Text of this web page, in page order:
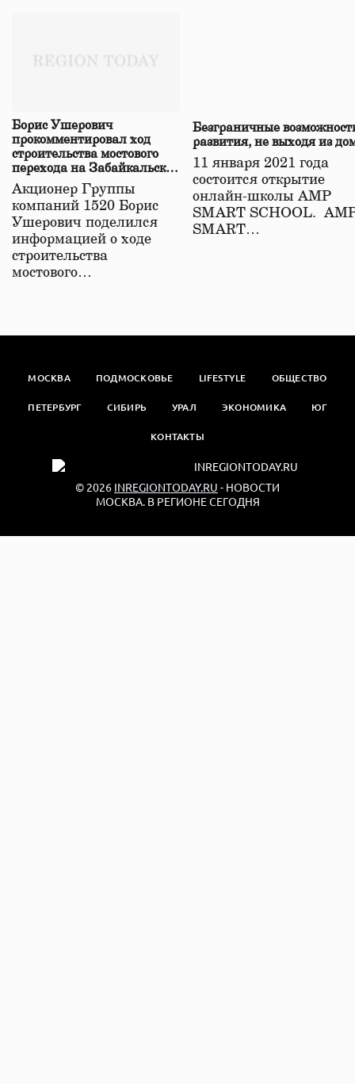
Борис Ушерович
прокомментировал ход
строительства мостового
перехода на Забайкальской
железной дороге
Акционер Группы
компаний 1520 Борис
Ушерович поделился
информацией о ходе
строительства
мостового…
Безграничные
развития, не выходя из
11 января 2021 года
состоится открытие
онлайн-школы АМР
SMART SCHOOL.
SMART…
МОСКВА ПОДМОСКОВЬЕ LIFESTYLE ОБЩЕСТВО
ПЕТЕРБУРГ СИБИРЬ УРАЛ ЭКОНОМИКА ЮГ
КОНТАКТЫ
© 2026 INREGIONTODAY.RU - НОВОСТИ
МОСКВА. В РЕГИОНЕ СЕГОДНЯ